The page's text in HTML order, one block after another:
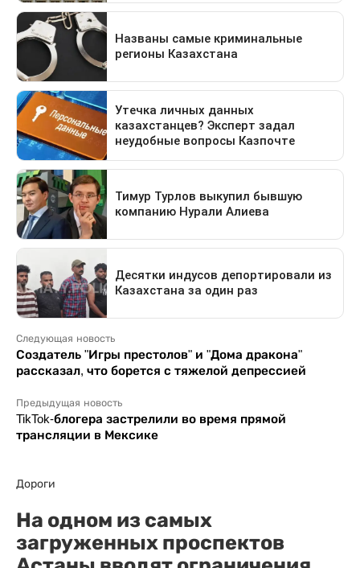
Следующая новость
Создатель "Игры престолов" и "Дома дракона"
рассказал, что борется с тяжелой депрессией
Предыдущая новость
TikTok-блогера застрелили во время прямой
трансляции в Мексике
Дороги
На одном из самых
загруженных проспектов